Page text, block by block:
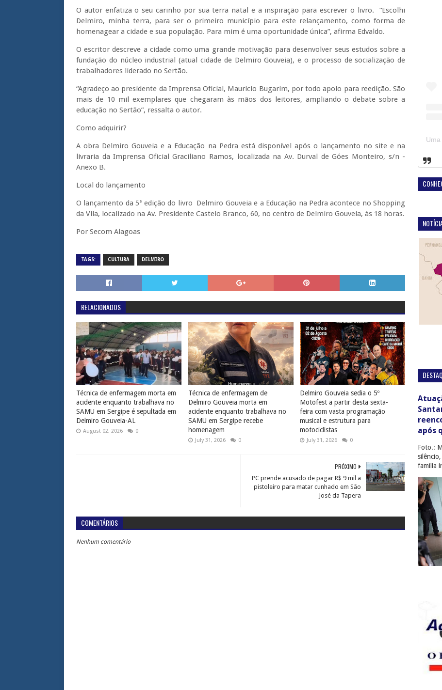
O autor enfatiza o seu carinho por sua terra natal e a inspiração para escrever o livro. “Escolhi
Delmiro, minha terra, para ser o primeiro município para este relançamento, como forma de
homenagear a cidade e sua população. Para mim é uma oportunidade única”, afirma Edvaldo.
O escritor descreve a cidade como uma grande motivação para desenvolver seus estudos sobre a
fundação do núcleo industrial (atual cidade de Delmiro Gouveia), e o processo de socialização de
trabalhadores liderado no Sertão.
“Agradeço ao presidente da Imprensa Oficial, Mauricio Bugarim, por todo apoio para reedição. São
mais de 10 mil exemplares que chegaram às mãos dos leitores, ampliando o debate sobre a
educação no Sertão”, ressalta o autor.
Como adquirir?
A obra Delmiro Gouveia e a Educação na Pedra está disponível após o lançamento no site e na
livraria da Imprensa Oficial Graciliano Ramos, localizada na Av. Durval de Góes Monteiro, s/n -
Anexo B.
Local do lançamento
O lançamento da 5ª edição do livro Delmiro Gouveia e a Educação na Pedra acontece no Shopping
da Vila, localizado na Av. Presidente Castelo Branco, 60, no centro de Delmiro Gouveia, às 18 horas.
Por Secom Alagoas
TAGS: CULTURA DELMIRO
RELACIONADOS
Técnica de enfermagem morta em
acidente enquanto trabalhava no
SAMU em Sergipe é sepultada em
Delmiro Gouveia-AL
August 02, 2026 0
Técnica de enfermagem de
Delmiro Gouveia morta em
acidente enquanto trabalhava no
SAMU em Sergipe recebe
homenagem
July 31, 2026 0
Delmiro Gouveia sedia o 5º
Motofest a partir desta sexta-
feira com vasta programação
musical e estrutura para
motociclistas
July 31, 2026 0
PRÓXIMO
PC prende acusado de pagar R$ 9 mil a
pistoleiro para matar cunhado em São
José da Tapera
COMENTÁRIOS
Nenhum comentário
após
Foto.:
família